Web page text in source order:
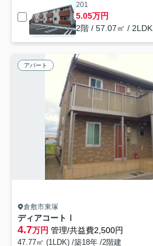
201
5.05万円
2階 / 57.07㎡ / 2LDK
アパート
倉敷市東塚
ディアコートⅠ
4.7万円 管理/共益費2,500円
47.77㎡ (1LDK) /築18年 /2階建